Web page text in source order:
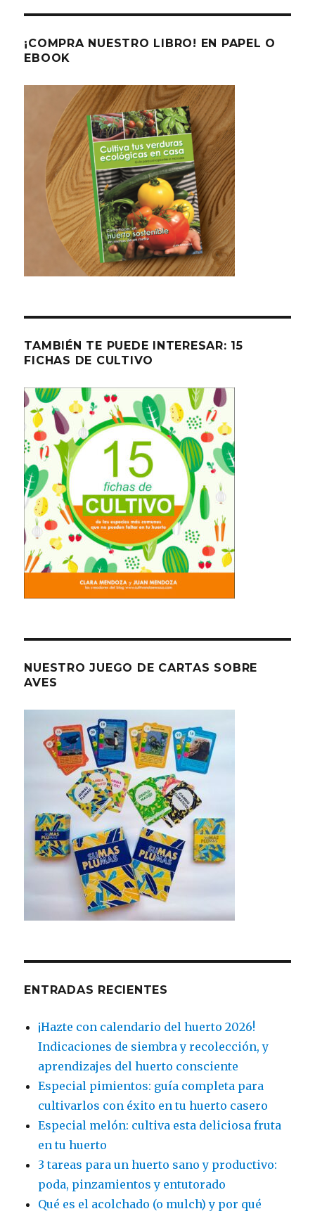
¡COMPRA NUESTRO LIBRO! EN PAPEL O
EBOOK
TAMBIÉN TE PUEDE INTERESAR: 15
FICHAS DE CULTIVO
NUESTRO JUEGO DE CARTAS SOBRE
AVES
ENTRADAS RECIENTES
¡Hazte con calendario del huerto 2026!
Indicaciones de siembra y recolección, y
aprendizajes del huerto consciente
Especial pimientos: guía completa para
cultivarlos con éxito en tu huerto casero
Especial melón: cultiva esta deliciosa fruta
en tu huerto
3 tareas para un huerto sano y productivo:
poda, pinzamientos y entutorado
Qué es el acolchado (o mulch) y por qué